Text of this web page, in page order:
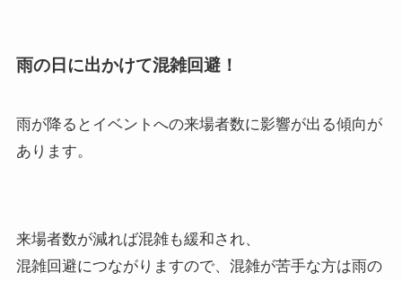
雨の日に出かけて混雑回避！
雨が降るとイベントへの来場者数に影響が出る傾向が
あります。
来場者数が減れば混雑も緩和され、
混雑回避につながりますので、混雑が苦手な方は雨の